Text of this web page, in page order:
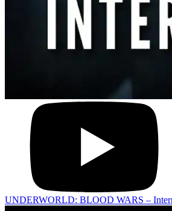
UNDERWORLD: BLOOD WARS –